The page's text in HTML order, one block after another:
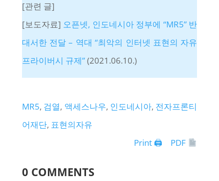
[관련 글]
[보도자료] 오픈넷, 인도네시아 정부에 “MR5” 반
대서한 전달 – 역대 “최악의 인터넷 표현의 자유
프라이버시 규제”(2021.06.10.)
MR5, 검열, 액세스나우, 인도네시아, 전자프론티
어재단, 표현의자유
Print 🖨
PDF
0 COMMENTS